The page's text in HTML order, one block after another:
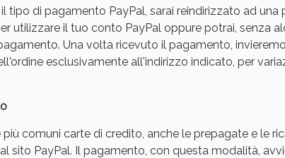
tipo di pagamento PayPal, sarai reindirizzato ad
utilizzare il tuo conto PayPal oppure potrai, senza
Una volta ricevuto il pagamento,
esclusivamente all'indirizzo indicato, per
comuni carte di credito, anche le prepagate e le
sito PayPal. Il pagamento, con questa modalità,